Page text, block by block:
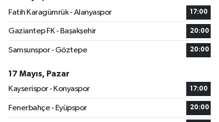
Fatih Karagümrük - Alanyaspor
17:00
Gaziantep FK - Başakşehir 20:00
Samsunspor - Göztepe 20:00
17 Mayıs, Pazar
Kayserispor - Konyaspor
17:00
Fenerbahçe - Eyüpspor 20:00